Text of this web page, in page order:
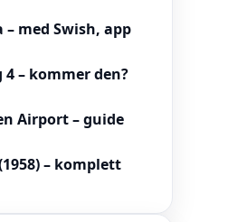
med Swish, app
4 – kommer den?
Airport – guide
– komplett